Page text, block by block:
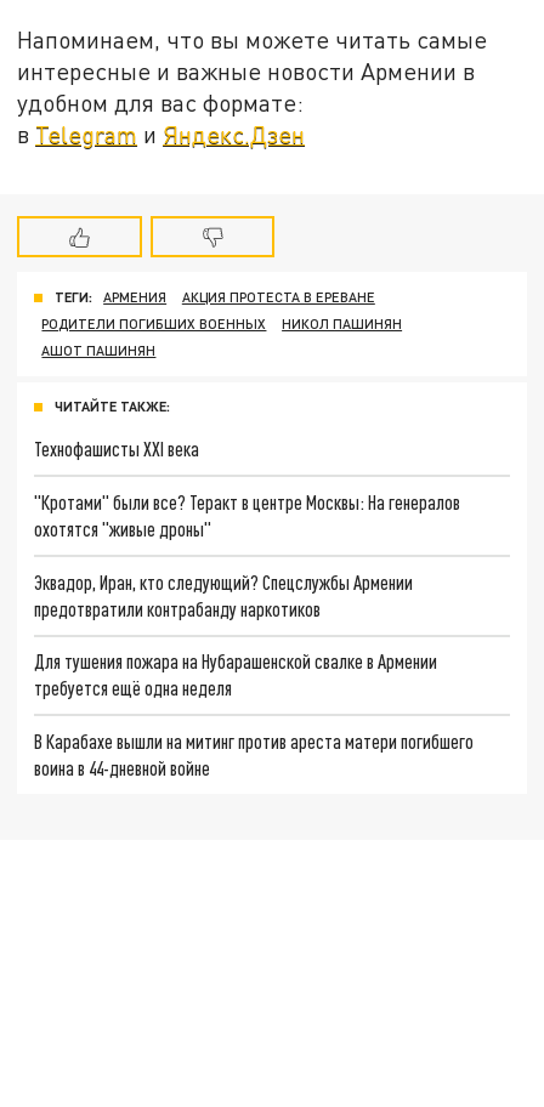
Напоминаем, что вы можете читать самые
интересные и важные новости Армении в
удобном для вас формате:
в Telegram и Яндекс.Дзен
ТЕГИ: АРМЕНИЯ
АКЦИЯ ПРОТЕСТА В ЕРЕВАНЕ
РОДИТЕЛИ ПОГИБШИХ ВОЕННЫХ
НИКОЛ ПАШИНЯН
АШОТ ПАШИНЯН
ЧИТАЙТЕ ТАКЖЕ:
Технофашисты XXI века
"Кротами" были все? Теракт в центре Москвы: На генералов
охотятся "живые дроны"
Эквадор, Иран, кто следующий? Спецслужбы Армении
предотвратили контрабанду наркотиков
Для тушения пожара на Нубарашенской свалке в Армении
требуется ещё одна неделя
В Карабахе вышли на митинг против ареста матери погибшего
воина в 44-дневной войне